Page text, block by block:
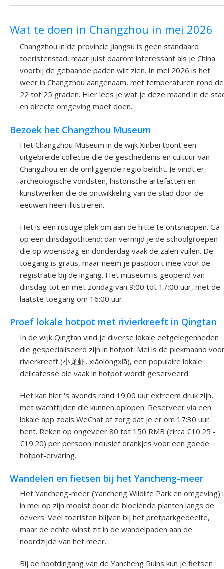
Wat te doen in Changzhou in mei 2026
Changzhou in de provincie Jiangsu is geen standaard
toeristenstad, maar juist daarom interessant als je China
voorbij de gebaande paden wilt zien. In mei 2026 is het
weer in Changzhou aangenaam, met temperaturen rond de
22 tot 25 graden. Hier lees je wat je deze maand in de
en directe omgeving moet doen.
Bezoek het Changzhou Museum
Het Changzhou Museum in de wijk Xinbei toont een
uitgebreide collectie die de geschiedenis en cultuur van
Changzhou en de omliggende regio belicht. Je vindt er
archeologische vondsten, historische artefacten en
kunstwerken die de ontwikkeling van de stad door de
eeuwen heen illustreren.
Het is een rustige plek om aan de hitte te ontsnappen. Ga
op een dinsdagochtend; dan vermijd je de schoolgroepen
die op woensdag en donderdag vaak de zalen vullen. De
toegang is gratis, maar neem je paspoort mee voor de
registratie bij de ingang. Het museum is geopend van
dinsdag tot en met zondag van 9:00 tot 17:00 uur, met de
laatste toegang om 16:00 uur.
Proef lokale hotpot met rivierkreeft in Qingtan
In de wijk Qingtan vind je diverse lokale eetgelegenheden
die gespecialiseerd zijn in hotpot. Mei is de piekmaand
rivierkreeft (小龙虾, xiǎolóngxiā), een populaire lokale
delicatesse die vaak in hotpot wordt geserveerd.
Het kan hier 's avonds rond 19:00 uur extreem druk zijn,
met wachttijden die kunnen oplopen. Reserveer via een
lokale app zoals WeChat of zorg dat je er om 17:30 uur
bent. Reken op ongeveer 80 tot 150 RMB (circa €10.25 -
€19.20) per persoon inclusief drankjes voor een goede
hotpot-ervaring.
Wandelen en fietsen bij het Yancheng-meer
Het Yancheng-meer (Yancheng Wildlife Park en omgeving)
in mei op zijn mooist door de bloeiende planten langs de
oevers. Veel toeristen blijven bij het pretparkgedeelte,
maar de echte winst zit in de wandelpaden aan de
noordzijde van het meer.
Bij de hoofdingang van de Yancheng Ruins kun je fietsen